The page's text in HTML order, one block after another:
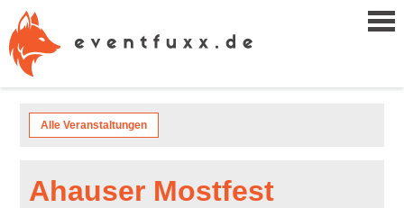
Alle Veranstaltungen
Ahauser Mostfest